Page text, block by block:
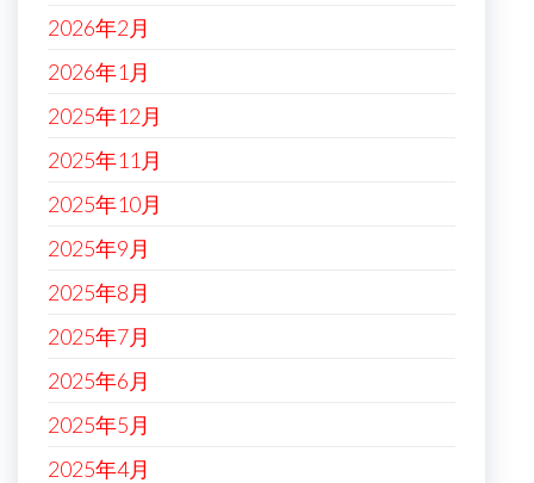
2026年2月
2026年1月
2025年12月
2025年11月
2025年10月
2025年9月
2025年8月
2025年7月
2025年6月
2025年5月
2025年4月